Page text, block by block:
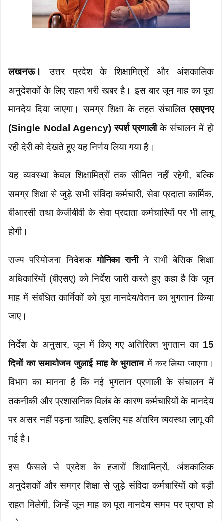
लखनऊ।
उत्तर प्रदेश के शिक्षामित्रों और अंशकालिक
अनुदेशकों के लिए राहत भरी खबर है। इस बार जून माह का पूरा
मानदेय दिया जाएगा। समग्र शिक्षा के तहत संचालितएसएनए
(Single Nodal Agency) स्पर्श प्रणालीके संचालन में हो
रही देरी को देखते हुए यह निर्णय लिया गया है।
यह व्यवस्था केवल शिक्षामित्रों तक सीमित नहीं रहेगी, बल्कि
समग्र शिक्षा से जुड़े सभी संविदा कर्मचारी, सेवा प्रदाता कार्मिक,
बीआरसी तथा केजीबीवी के सेवा प्रदाता कर्मचारियों पर भी लागू
होगी।
राज्य परियोजना निदेशकमोनिका रानीने सभी बेसिक शिक्षा
अधिकारियों (बीएसए) को निर्देश जारी करते हुए कहा है कि जून
माह में संबंधित कार्मिकों को पूरा मानदेय/वेतन का भुगतान किया
जाए।
निर्देश के अनुसार, जून में किए गए अतिरिक्त भुगतान का 15
दिनों का समायोजन जुलाई माह के भुगतानमें कर लिया जाएगा।
विभाग का मानना है कि नई भुगतान प्रणाली के संचालन में
तकनीकी और प्रशासनिक विलंब के कारण कर्मचारियों के मानदेय
पर असर नहीं पड़ना चाहिए, इसलिए यह अंतरिम व्यवस्था लागू की
गई है।
इस फैसले से प्रदेश के हजारों शिक्षामित्रों, अंशकालिक
अनुदेशकों और समग्र शिक्षा से जुड़े संविदा कर्मचारियों को बड़ी
राहत मिलेगी, जिन्हें जून माह का पूरा मानदेय समय पर प्राप्त हो